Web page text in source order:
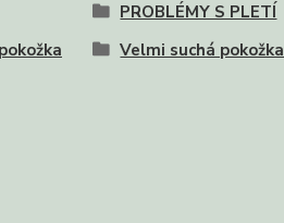
PROBLÉMY S PLETÍ
Velmi suchá pokožka